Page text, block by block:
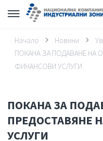
Начало Новини
ПОКАНА ЗА ПОДАВАНЕ НА
ФИНАНСОВИ УСЛУГИ
ПОКАНА ЗА
ПРЕДОСТАВЯНЕ
УСЛУГИ